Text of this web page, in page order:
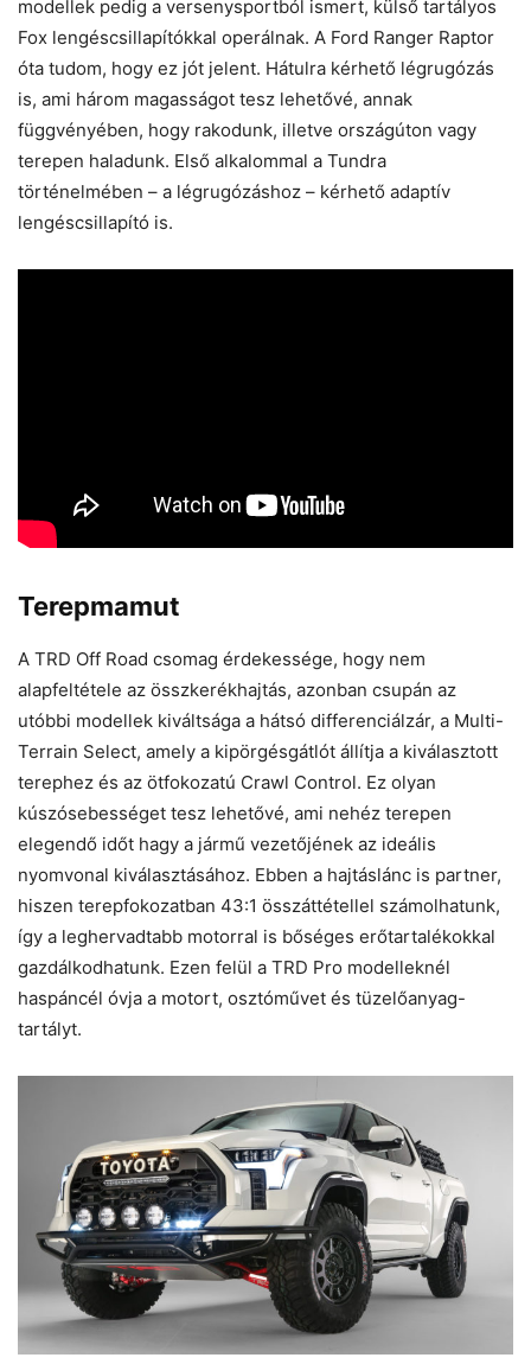
modellek pedig a versenysportból ismert, külső tartályos
Fox lengéscsillapítókkal operálnak. A Ford Ranger Raptor
óta tudom, hogy ez jót jelent. Hátulra kérhető légrugózás
is, ami három magasságot tesz lehetővé, annak
függvényében, hogy rakodunk, illetve országúton vagy
terepen haladunk. Első alkalommal a Tundra
történelmében – a légrugózáshoz – kérhető adaptív
lengéscsillapító is.
Terepmamut
A TRD Off Road csomag érdekessége, hogy nem
alapfeltétele az összkerékhajtás, azonban csupán az
utóbbi modellek kiváltsága a hátsó differenciálzár, a Multi-
Terrain Select, amely a kipörgésgátlót állítja a kiválasztott
terephez és az ötfokozatú Crawl Control. Ez olyan
kúszósebességet tesz lehetővé, ami nehéz terepen
elegendő időt hagy a jármű vezetőjének az ideális
nyomvonal kiválasztásához. Ebben a hajtáslánc is partner,
hiszen terepfokozatban 43:1 összáttétellel számolhatunk,
így a leghervadtabb motorral is bőséges erőtartalékokkal
gazdálkodhatunk. Ezen felül a TRD Pro modelleknél
haspáncél óvja a motort, osztóművet és tüzelőanyag-
tartályt.